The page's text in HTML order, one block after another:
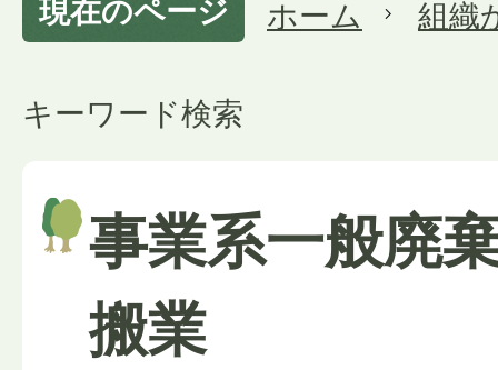
現在のページ ホーム 組織
キーワード検索
事業系一般廃
搬業